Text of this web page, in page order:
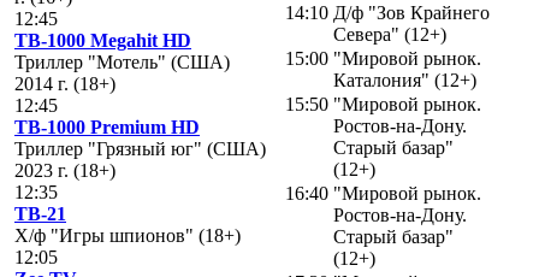
12:45
ТВ-1000 Megahit HD
Триллер "Мотель" (США)
2014 г. (18+)
12:45
ТВ-1000 Premium HD
Триллер "Грязный юг" (США)
2023 г. (18+)
12:35
ТВ-21
Х/ф "Игры шпионов" (18+)
12:05
14:10 Д/ф "Зов Крайнего
Севера" (12+)
15:00 "Мировой рынок.
Каталония" (12+)
15:50 "Мировой рынок.
Ростов-на-Дону.
Старый базар"
(12+)
16:40 "Мировой рынок.
Ростов-на-Дону.
Старый базар"
(12+)